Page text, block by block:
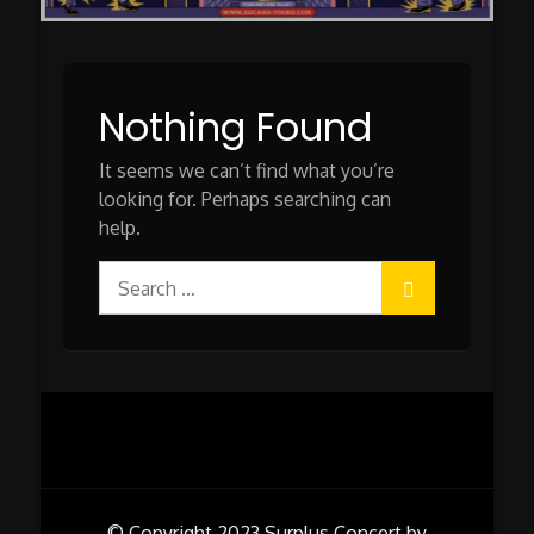
Nothing Found
It seems we can’t find what you’re
looking for. Perhaps searching can
help.
for: